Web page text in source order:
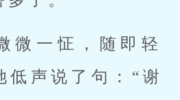
低声说了句：“谢